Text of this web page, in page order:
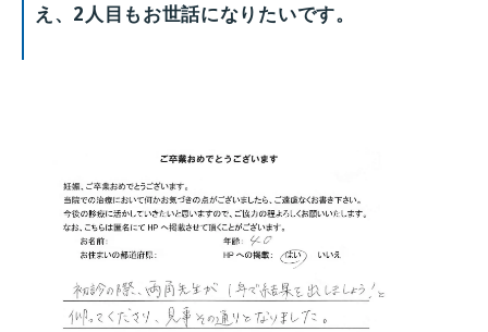
え、2人目もお世話になりたいです。